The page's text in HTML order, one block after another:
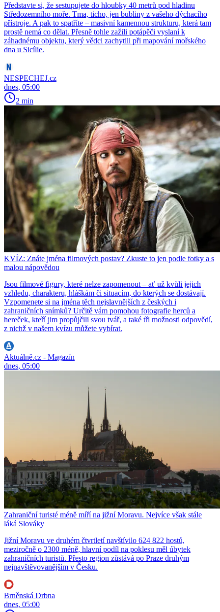
Představte si, že sestupujete do hloubky 40 metrů pod hladinu
Středozemního moře. Tma, ticho, jen bubliny z vašeho dýchacího
přístroje. A pak to spatříte – masivní kamennou strukturu, která tam
prostě nemá co dělat. Přesně tohle zažili potápěči vyslaní k
záhadnému objektu, který vědci zachytili při mapování mořského
dna u Sicílie.
NESPECHEJ.cz
dnes, 05:00
2 min
KVÍZ: Znáte jména filmových postav? Zkuste to jen podle fotky a s
malou nápovědou
Jsou filmové figury, které nelze zapomenout – ať už kvůli jejich
vzhledu, charakteru, hláškám či situacím, do kterých se dostávají.
Vzpomenete si na jména těch nejslavnějších z českých i
zahraničních snímků? Určitě vám pomohou fotografie herců a
hereček, kteří jim propůjčili svou tvář, a také tři možnosti odpovědí,
z nichž v našem kvízu můžete vybírat.
Aktuálně.cz - Magazín
dnes, 05:00
Zahraniční turisté méně míří na jižní Moravu. Nejvíce však stále
láká Slováky
Jižní Moravu ve druhém čtvrtletí navštívilo 624 822 hostů,
meziročně o 2300 méně, hlavní podíl na poklesu měl úbytek
zahraničních turistů. Přesto region zůstává po Praze druhým
nejnavštěvovanějším v Česku.
Brněnská Drbna
dnes, 05:00